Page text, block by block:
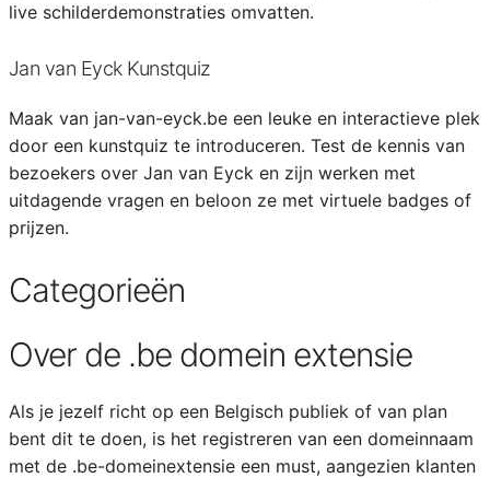
live schilderdemonstraties omvatten.
Jan van Eyck Kunstquiz
Maak van jan-van-eyck.be een leuke en interactieve plek
door een kunstquiz te introduceren. Test de kennis van
bezoekers over Jan van Eyck en zijn werken met
uitdagende vragen en beloon ze met virtuele badges of
prijzen.
Categorieën
Over de .be domein extensie
Als je jezelf richt op een Belgisch publiek of van plan
bent dit te doen, is het registreren van een domeinnaam
met de .be-domeinextensie een must, aangezien klanten